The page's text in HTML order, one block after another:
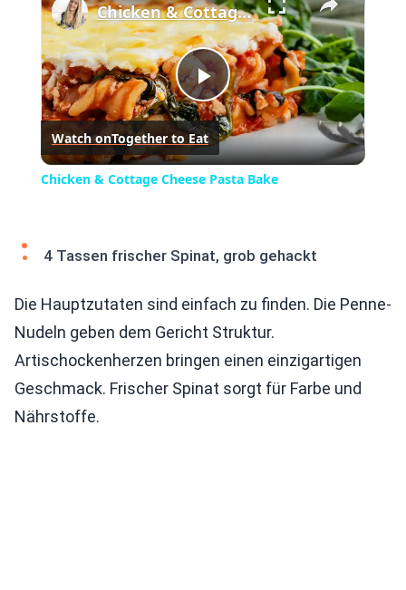
Play
Video
Chicken & Cottage Cheese Pasta Bake
Watch onTogether to Eat
Chicken & Cottage Cheese Pasta Bake
4 Tassen frischer Spinat, grob gehackt
Die Hauptzutaten sind einfach zu finden. Die Penne-
Nudeln geben dem Gericht Struktur.
Artischockenherzen bringen einen einzigartigen
Geschmack. Frischer Spinat sorgt für Farbe und
Nährstoffe.